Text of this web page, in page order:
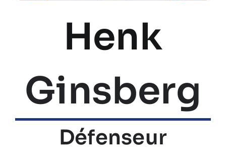
Henk
Ginsberg
Défenseur